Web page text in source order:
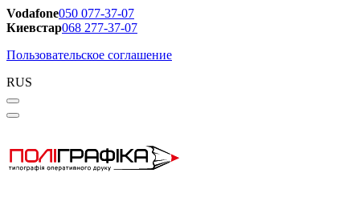
Vodafone050 077-37-07
Киевстар068 277-37-07
Пользовательское соглашение
RUS